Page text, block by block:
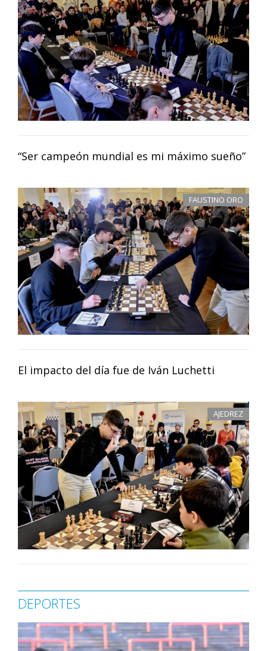
“Ser campeón mundial es mi máximo sueño”
FAUSTINO ORO
El impacto del día fue de Iván Luchetti
AJEDREZ
DEPORTES